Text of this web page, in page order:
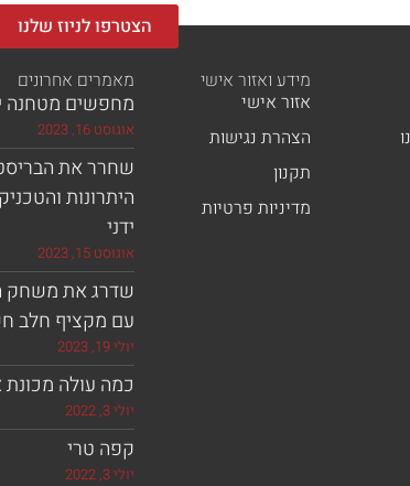
הצטרפו לניוז שלנו
מידע ואזור אישי
אזור אישי
הצהרת נגישות
תקנון
מדיניות פרטיות
מאמרים אחרונים
מחפשים מטחנה
אוגוסט 16, 2023
שחרר את
היתרונות
ידני
אוגוסט 15, 2023
שדרג את משחק
עם מקציף חלב
יולי 19, 2023
כמה עולה
יולי 3, 2022
קפה טרי
יולי 3, 2022